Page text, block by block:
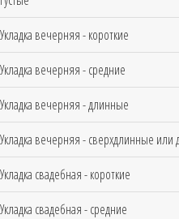
Укладка вечерняя - короткие
Укладка вечерняя - средние
Укладка вечерняя - длинные
Укладка вечерняя - сверхдлинные или
Укладка свадебная - короткие
Укладка свадебная - средние